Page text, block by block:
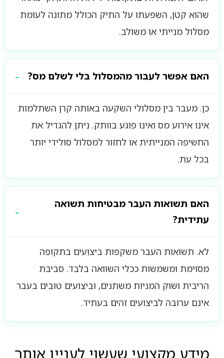
שהוא קטן, השפעתו על התיק הכולל מתונה לעומת
מסלול מנייתי או משולב.
האם אפשר לעבור מהמסלול בלי לשלם מס?
כן. מעבר בין מסלולי השקעה באותה קרן השתלמות
אינו אירוע מס ואינו פוגע בוותק. ניתן להגדיל את
החשיפה המנייתית או לחזור למסלול סולידי יותר
בכל עת.
האם תשואות העבר מבטיחות תשואה
עתידית?
לא. תשואות העבר משקפות ביצועים בתקופה
מסוימת ומשמשות ככלי השוואה בלבד. סביבת
הריבית ושוק המניות משתנים, וביצועים טובים בעבר
אינם ערובה לביצועים זהים בעתיד.
מידע מקצועי שעשוי לעניין אותך